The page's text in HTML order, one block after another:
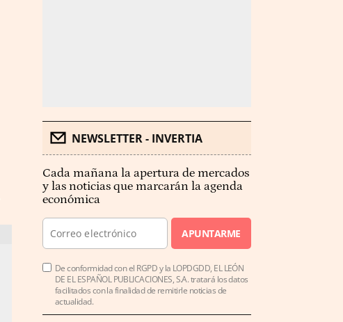
NEWSLETTER - INVERTIA
Cada mañana la apertura de mercados
y las noticias que marcarán la agenda
económica
APUNTARME
De conformidad con el RGPD y la LOPDGDD, EL LEÓN
DE EL ESPAÑOL PUBLICACIONES, S.A. tratará los datos
facilitados con la finalidad de remitirle noticias de
actualidad.